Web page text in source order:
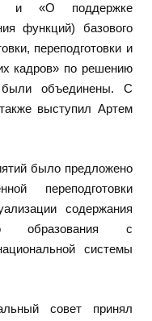
и «О поддержке
функций) базового
переподготовки и
кадров» по решению
были объединены. С
выступил Артем
было предложено
переподготовки
содержания
образования с
системы
совет принял